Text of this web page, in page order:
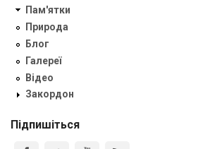
Пам'ятки
Природа
Блог
Галереї
Відео
Закордон
Підпишіться